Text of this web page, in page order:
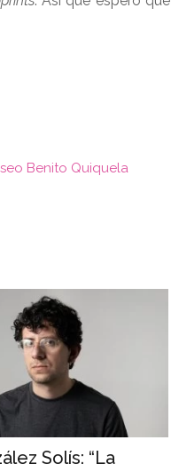
Benito Quiquela
Solís: “La